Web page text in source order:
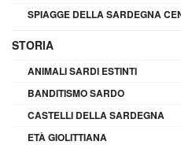
SPIAGGE DELLA SARDEGNA
STORIA
ANIMALI SARDI ESTINTI
BANDITISMO SARDO
CASTELLI DELLA SARDEGNA
ETÀ GIOLITTIANA